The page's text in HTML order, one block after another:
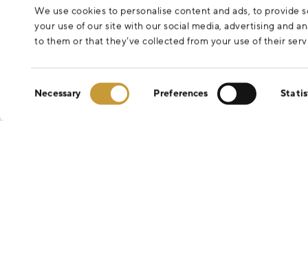
We use cookies to personalise content and ads, to provide
your use of our site with our social media, advertising and
to them or that they’ve collected from your use of their
Necessary Preferences